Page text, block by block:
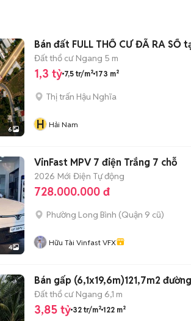
6
Bán đất FULL THỔ CƯ ĐÃ RA
Đất thổ cư Ngang 5 m
1,3 tỷ 7,5 tr/m² 173 m²
Thị trấn Hậu Nghĩa
H Hải Nam
4
VinFast MPV 7 điện Trắng 7 chỗ
2026 Mới Điện Tự động
728.000.000 đ
Phường Long Bình (Quận 9 cũ)
Hữu Tài Vinfast VFX
Bán gấp (6,1x19,6m)121,7m2
Đất thổ cư Ngang 6,1 m
3,85 tỷ 32 tr/m² 122 m²